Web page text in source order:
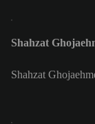
Shahzat
Shahzat